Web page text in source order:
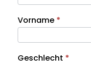
Vorname *
Geschlecht *